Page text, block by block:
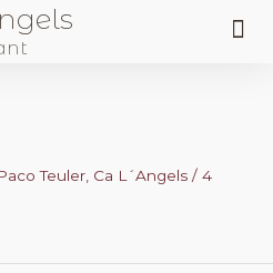
Teuler, Ca L´Angels / 4